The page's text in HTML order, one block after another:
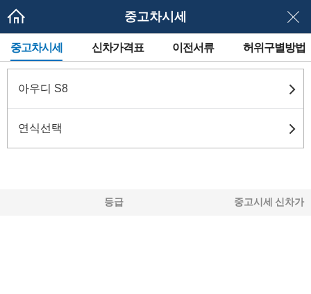
중고차시세
메
뉴
네
이
션
중고차시세 신차가격표 이전서류 허위구별방법
아우디 S8
연식선택
등급 중고시세 신차가